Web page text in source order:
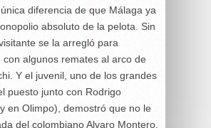
diferencia de que Málaga ya
absoluto de la pelota. Sin
se la arregló para
con algunos remates al arco de
Y el juvenil, uno de los grandes
puesto junto con Rodrigo
en Olimpo), demostró que no le
del colombiano Alvaro Montero.